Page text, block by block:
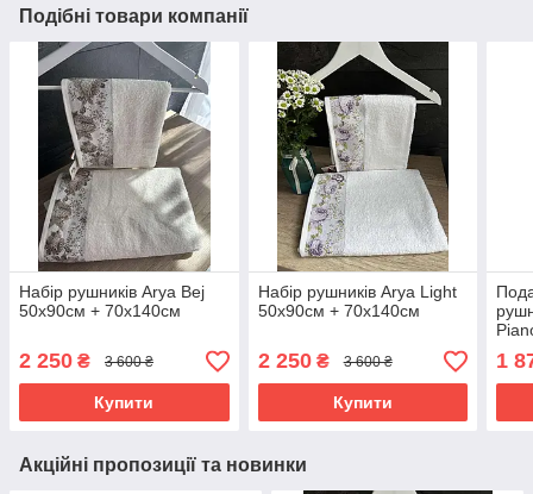
Подібні товари компанії
Набір рушників Arya Bej
50x90см + 70х140см
2 250 ₴ 3 600 ₴
Купити
Набір рушників Arya Light
50x90см + 70х140см
2 250₴ 3 600 ₴
Купити
1
Акційні пропозиції та новинки